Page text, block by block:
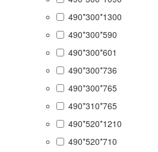
490*300*1300
490*300*590
490*300*601
490*300*736
490*300*765
490*310*765
490*520*1210
490*520*710